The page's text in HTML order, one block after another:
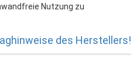
Nutzung zu
des Herstellers!